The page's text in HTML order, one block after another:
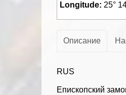
Longitude: 25°
Описание
RUS
Епископский